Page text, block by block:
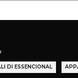
DI ESSENCIONAL